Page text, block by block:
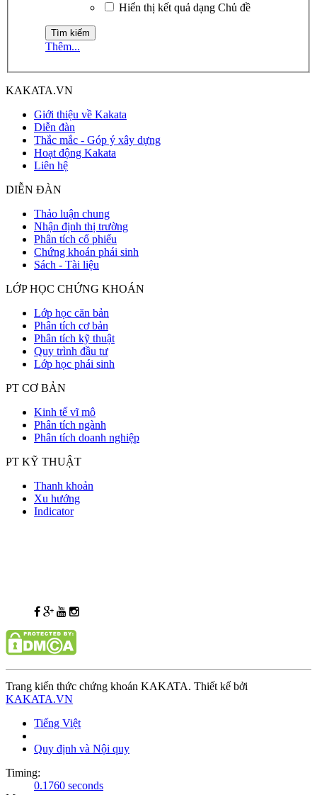
Hiển thị kết quả dạng Chủ đề
Thêm...
KAKATA.VN
Giới thiệu về Kakata
Diễn đàn
Thắc mắc - Góp ý xây dựng
Hoạt động Kakata
Liên hệ
DIỄN ĐÀN
Thảo luận chung
Nhận định thị trường
Phân tích cổ phiếu
Chứng khoán phái sinh
Sách - Tài liệu
LỚP HỌC CHỨNG KHOÁN
Lớp học căn bản
Phân tích cơ bản
Phân tích kỹ thuật
Quy trình đầu tư
Lớp học phái sinh
PT CƠ BẢN
Kinh tế vĩ mô
Phân tích ngành
Phân tích doanh nghiệp
PT KỸ THUẬT
Thanh khoản
Xu hướng
Indicator
Trang kiến thức chứng khoán KAKATA. Thiết kế bởi
KAKATA.VN
Tiếng Việt
Quy định và Nội quy
Timing:
0.1760 seconds